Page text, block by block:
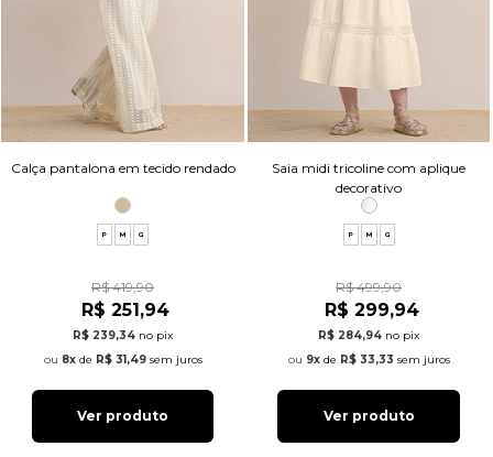
Calça pantalona em tecido rendado
P M G
R$ 419,90
R$ 251,94
R$ 239,34 no pix
8xde R$ 31,49sem juros
Ver produto
Saia midi tricoline com aplique
decorativo
P M G
R$ 499,90
R$ 299,94
R$ 284,94 no pix
9xde R$ 33,33 sem juros
Ver produto